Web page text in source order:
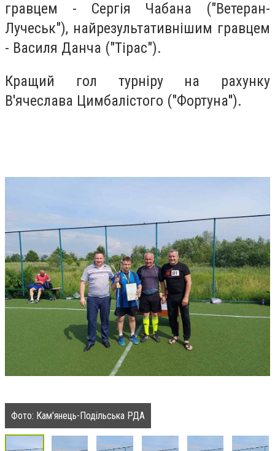
гравцем - Сергія Чабана ("Ветеран-
Лучеськ"), найрезультативнішим гравцем
- Василя Данча ("Тірас").
Кращий гол турніру на рахунку
В'ячеслава Цимбалістого ("Фортуна'').
Фото: Кам'янець-Подільська РДА